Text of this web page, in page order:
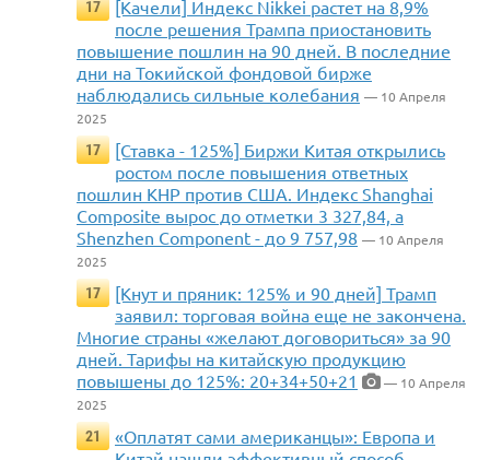
17
[Качели] Индекс Nikkei растет на 8,9%
после решения Трампа приостановить
повышение пошлин на 90 дней. В последние
дни на Токийской фондовой бирже
наблюдались сильные колебания — 10 Апреля
2025
17
[Ставка - 125%] Биржи Китая открылись
ростом после повышения ответных
пошлин КНР против США. Индекс Shanghai
Composite вырос до отметки 3 327,84, а
Shenzhen Component - до 9 757,98 — 10 Апреля
2025
17
[Кнут и пряник: 125% и 90 дней] Трамп
заявил: торговая война еще не закончена.
Многие страны «желают договориться» за 90
дней. Тарифы на китайскую продукцию
повышены до 125%: 20+34+50+21
— 10 Апреля
2025
21
«Оплатят сами американцы»: Европа и